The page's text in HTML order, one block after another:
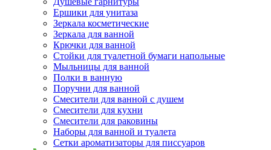
Ершики для унитаза
Зеркала косметические
Зеркала для ванной
Крючки для ванной
Стойки для туалетной бумаги напольные
Мыльницы для ванной
Полки в ванную
Поручни для ванной
Смесители для ванной с душем
Смесители для кухни
Смесители для раковины
Наборы для ванной и туалета
Сетки ароматизаторы для писсуаров